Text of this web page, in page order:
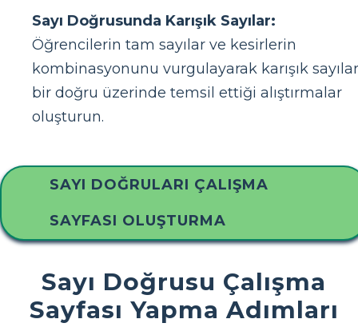
Sayı Doğrusunda Karışık Sayılar:
Öğrencilerin tam sayılar ve kesirlerin
kombinasyonunu vurgulayarak karışık
bir doğru üzerinde temsil ettiği alıştırmalar
oluşturun.
SAYI DOĞRULARI ÇALIŞMA
SAYFASI OLUŞTURMA
Sayı Doğrusu Çalışma
Sayfası Yapma Adımları